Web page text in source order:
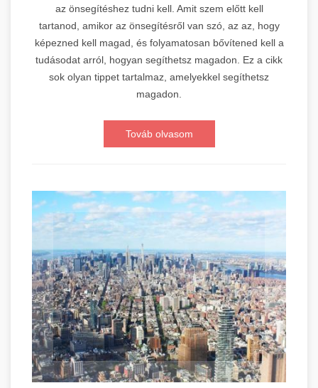
az önsegítéshez tudni kell. Amit szem előtt kell
tartanod, amikor az önsegítésről van szó, az az, hogy
képezned kell magad, és folyamatosan bővítened kell a
tudásodat arról, hogyan segíthetsz magadon. Ez a cikk
sok olyan tippet tartalmaz, amelyekkel segíthetsz
magadon.
Továb olvasom